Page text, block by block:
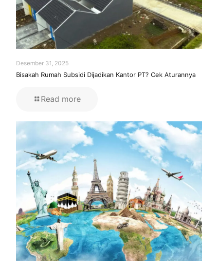
Desember 31, 2025
Bisakah Rumah Subsidi Dijadikan Kantor PT? Cek Aturannya
Read more